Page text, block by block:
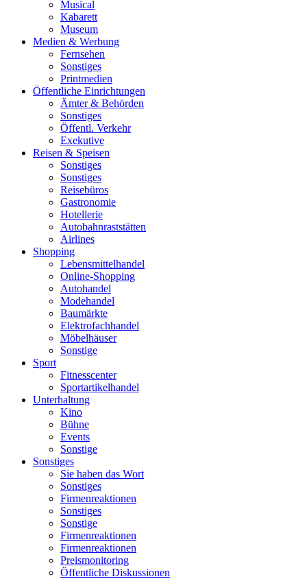
Musical
Kabarett
Museum
Medien & Werbung
Fernsehen
Sonstiges
Printmedien
Öffentliche Einrichtungen
Ämter & Behörden
Sonstiges
Öffentl. Verkehr
Exekutive
Reisen & Speisen
Sonstiges
Sonstiges
Reisebüros
Gastronomie
Hotellerie
Autobahnraststätten
Airlines
Shopping
Lebensmittelhandel
Online-Shopping
Autohandel
Modehandel
Baumärkte
Elektrofachhandel
Möbelhäuser
Sonstige
Sport
Fitnesscenter
Sportartikelhandel
Unterhaltung
Kino
Bühne
Events
Sonstige
Sonstiges
Sie haben das Wort
Sonstiges
Firmenreaktionen
Sonstiges
Sonstige
Firmenreaktionen
Firmenreaktionen
Preismonitoring
Öffentliche Diskussionen